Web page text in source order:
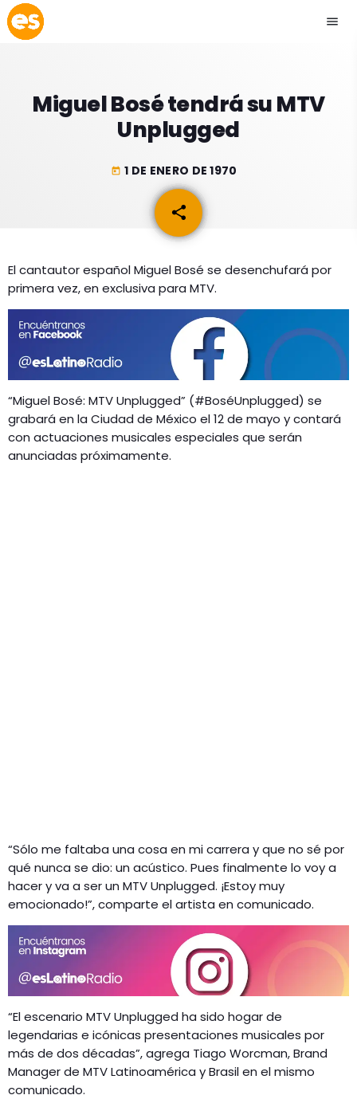
menu
play_arrow EMISIÓN LA PAZ
ESLATINO NEWS
ESPECTÁCULOS
GEEKERS
ENTRETENIMIENTO
LOS + TOP
PROGRAMACIÓN
INICIO
RADIO SPLENDID
CONTACTO
Miguel Bosé tendrá su MTV
Unplugged
today 1 DE ENERO DE 1970
share
email
El cantautor español Miguel Bosé se desenchufará por
primera vez, en exclusiva para MTV.
“Miguel Bosé: MTV Unplugged” (#BoséUnplugged) se
grabará en la Ciudad de México el 12 de mayo y contará
con actuaciones musicales especiales que serán
anunciadas próximamente.
“Sólo me faltaba una cosa en mi carrera y que no sé por
qué nunca se dio: un acústico. Pues finalmente lo voy a
hacer y va a ser un MTV Unplugged. ¡Estoy muy
emocionado!”, comparte el artista en comunicado.
“El escenario MTV Unplugged ha sido hogar de
legendarias e icónicas presentaciones musicales por
más de dos décadas”, agrega Tiago Worcman, Brand
Manager de MTV Latinoamérica y Brasil en el mismo
comunicado.